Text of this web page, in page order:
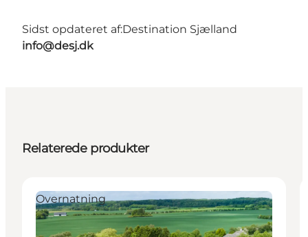
Sidst opdateret af:Destination Sjælland
info@desj.dk
Relaterede produkter
Overnatning